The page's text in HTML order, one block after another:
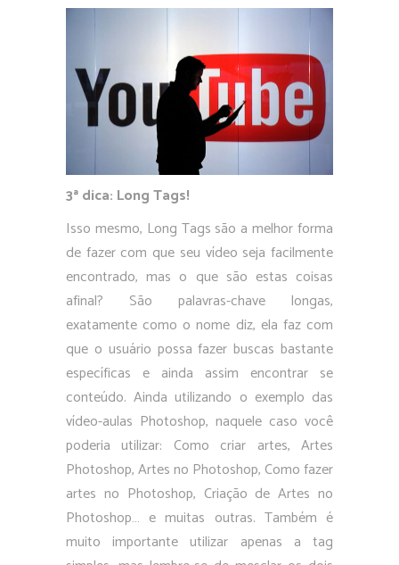
3ª dica: Long Tags!
Isso mesmo, Long Tags são a melhor forma
de fazer com que seu vídeo seja facilmente
encontrado, mas o que são estas coisas
afinal? São palavras-chave longas,
exatamente como o nome diz, ela faz com
que o usuário possa fazer buscas bastante
específicas e ainda assim encontrar se
conteúdo. Ainda utilizando o exemplo das
vídeo-aulas Photoshop, naquele caso você
poderia utilizar: Como criar artes, Artes
Photoshop, Artes no Photoshop, Como fazer
artes no Photoshop, Criação de Artes no
Photoshop… e muitas outras. Também é
muito importante utilizar apenas a tag